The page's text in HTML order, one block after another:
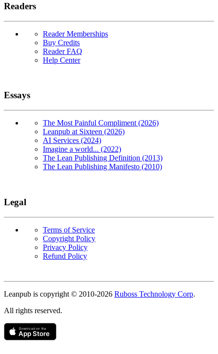
Readers
Reader Memberships
Buy Credits
Reader FAQ
Help Center
Essays
The Most Painful Compliment (2026)
Leanpub at Sixteen (2026)
AI Services (2024)
Imagine a world... (2022)
The Lean Publishing Definition (2013)
The Lean Publishing Manifesto (2010)
Legal
Terms of Service
Copyright Policy
Privacy Policy
Refund Policy
Copyright
Leanpub is copyright © 2010-2026 Ruboss Technology Corp.
All rights reserved.